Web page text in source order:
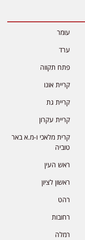
עומר
ערד
פתח תקווה
קריית אונו
קריית גת
קריית עקרון
קרית מלאכי ו-מ.א באר
טוביה
ראש העין
ראשון לציון
רהט
רחובות
רמלה